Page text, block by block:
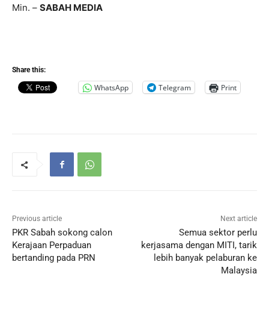
Min. – SABAH MEDIA
Share this:
WhatsApp Telegram Print
Previous article
PKR Sabah sokong calon
Kerajaan Perpaduan
bertanding pada PRN
Next article
Semua sektor perlu
kerjasama dengan MITI, tarik
lebih banyak pelaburan ke
Malaysia